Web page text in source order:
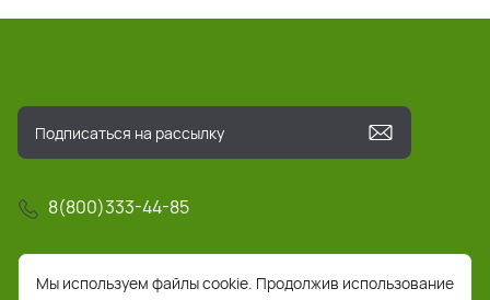
8(800)333-44-85
info@pochta-rts.ru
Мы используем файлы cookie. Продолжив использование